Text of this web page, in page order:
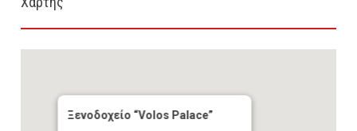
Ξενοδοχείο “Volos Palace”